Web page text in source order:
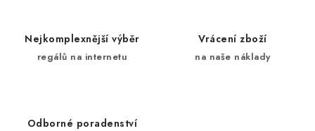
Nejkomplexnější výběr
regálů na internetu
Vrácení zboží
na naše náklady
Odborné poradenství